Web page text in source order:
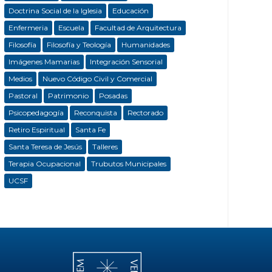
Doctrina Social de la Iglesia
Educación
Enfermeria
Escuela
Facultad de Arquitectura
Filosofía
Filosofía y Teología
Humanidades
Imágenes Mamarias
Integración Sensorial
Medios
Nuevo Código Civil y Comercial
Pastoral
Patrimonio
Posadas
Psicopedagogía
Reconquista
Rectorado
Retiro Espiritual
Santa Fe
Santa Teresa de Jesús
Talleres
Terapia Ocupacional
Trubutos Municipales
UCSF